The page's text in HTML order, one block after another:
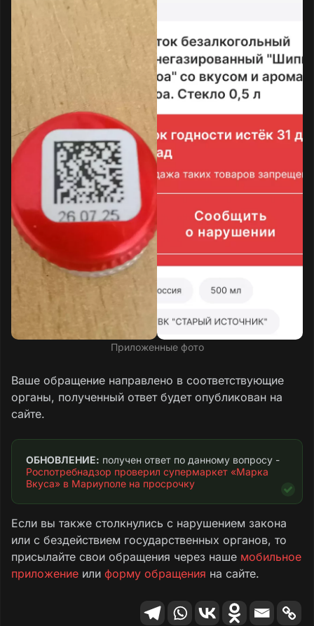
Чек и претензионную жалобу дополнительно
оставил в книге отзывов и предложений
данного магазина.
Прилагаю скриншот оплаты, скриншот из
«Честного знака» и код маркировки.
Маркировка необязательна в Донецкой
Народной Республике, но факт продажи
просроченного товара остаётся. Отмечу, что
многие жители города жалуются на данную
торговую сеть.
Прошу «Народный контроль» направить
информацию в соответствующие органы для
проведения проверки.
Текст обращения
Приложенные фото
Ваше обращение направлено в соответствующие
органы, полученный ответ будет опубликован на
сайте.
ОБНОВЛЕНИЕ:
Роспотребнадзор проверил супермаркет «Марка
Вкуса» в Мариуполе на просрочку
Если вы также столкнулись с нарушением закона
или с бездействием государственных органов, то
присылайте свои обращения через наше мобильное
приложение или форму обращения на сайте.